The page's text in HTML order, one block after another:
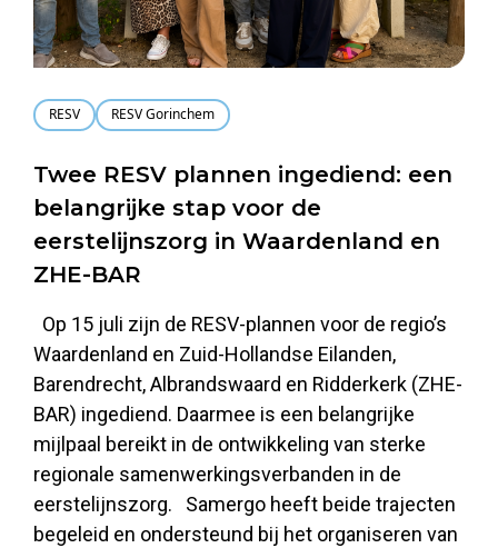
RESV RESV Gorinchem
Twee RESV plannen ingediend: een
belangrijke stap voor de
eerstelijnszorg in Waardenland en
ZHE-BAR
Op 15 juli zijn de RESV-plannen voor de regio’s
Waardenland en Zuid-Hollandse Eilanden,
Barendrecht, Albrandswaard en Ridderkerk (ZHE-
BAR) ingediend. Daarmee is een belangrijke
mijlpaal bereikt in de ontwikkeling van sterke
regionale samenwerkingsverbanden in de
eerstelijnszorg. Samergo heeft beide trajecten
begeleid en ondersteund bij het organiseren van